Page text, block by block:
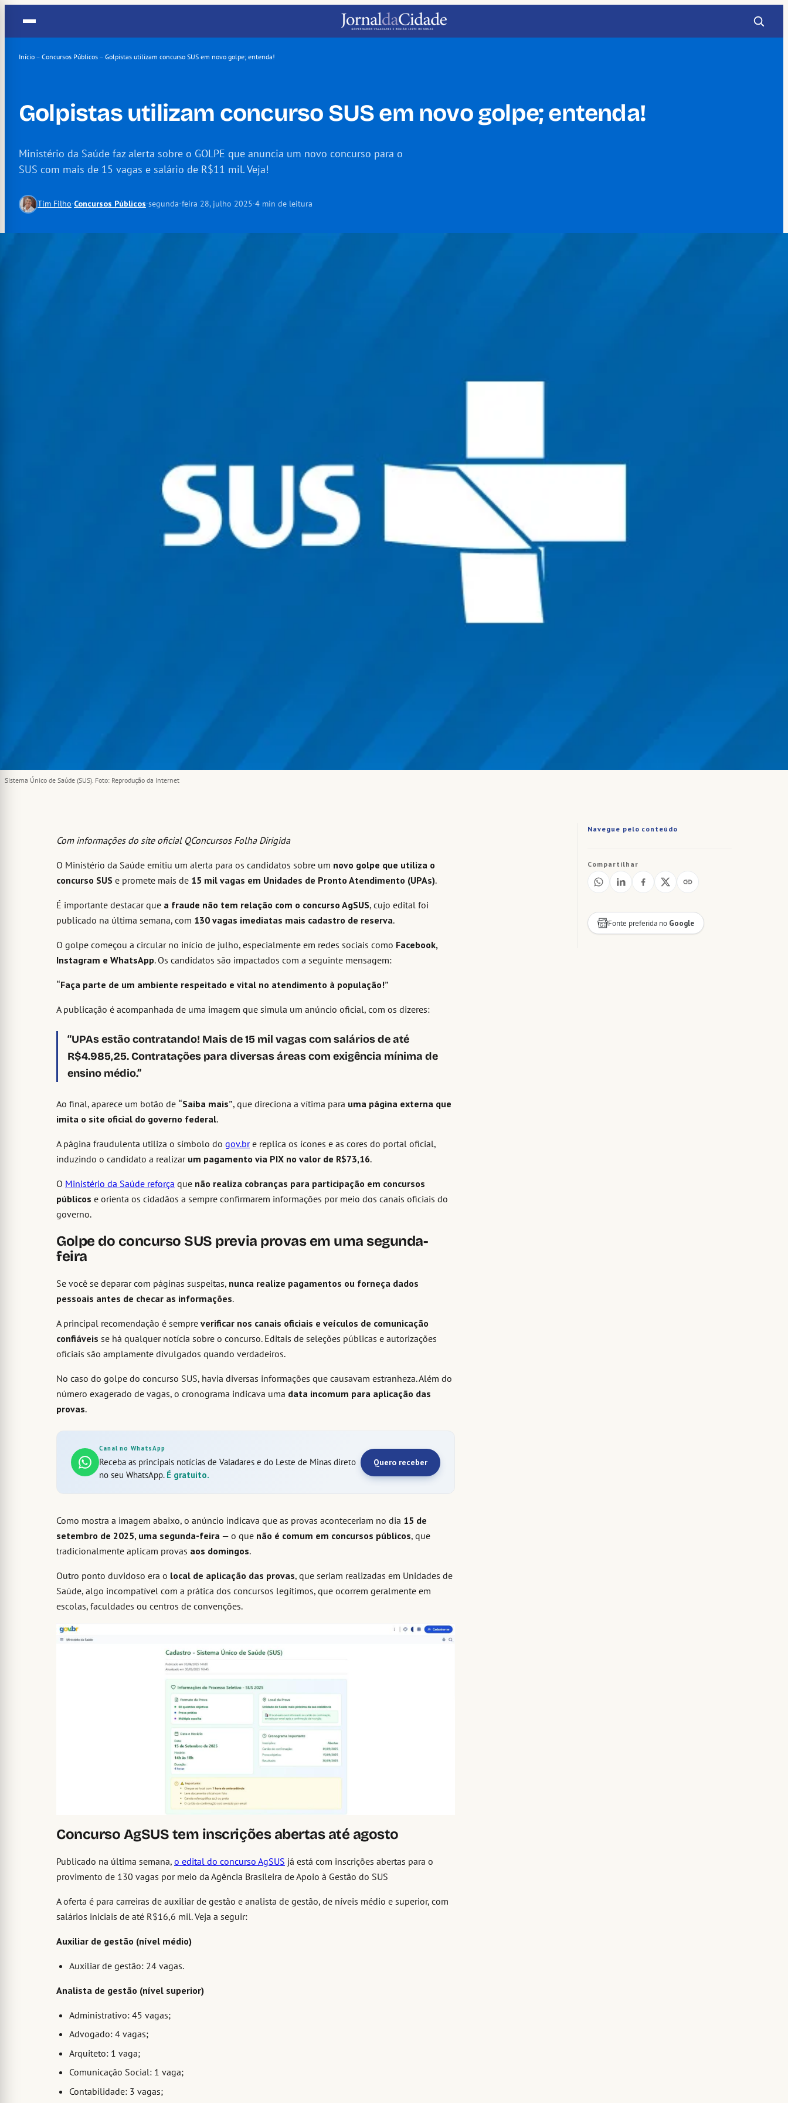
conteúdo
Início – Concursos Públicos – Golpistas utilizam concurso SUS em novo golpe; entenda!
Golpistas utilizam concurso SUS em novo golpe; entenda!
Ministério da Saúde faz alerta sobre o GOLPE que anuncia um novo concurso para o
SUS com mais de 15 vagas e salário de R$11 mil. Veja!
Tim Filho·Concursos Públicos·segunda-feira 28, julho 2025·4 min de leitura
Sistema Único de Saúde (SUS). Foto: Reprodução da Internet
Navegue pelo conteúdo
Compartilhar
Fonte preferida no Google
Com informações do site oficial QConcursos Folha Dirigida
O Ministério da Saúde emitiu um alerta para os candidatos sobre um novo golpe que utiliza o
concurso SUS e promete mais de 15 mil vagas em Unidades de Pronto Atendimento (UPAs).
É importante destacar que a fraude não tem relação com o concurso AgSUS, cujo edital foi
publicado na última semana, com 130 vagas imediatas mais cadastro de reserva.
O golpe começou a circular no início de julho, especialmente em redes sociais como Facebook,
Instagram e WhatsApp. Os candidatos são impactados com a seguinte mensagem:
“Faça parte de um ambiente respeitado e vital no atendimento à população!”
A publicação é acompanhada de uma imagem que simula um anúncio oficial, com os dizeres:
“UPAs estão contratando! Mais de 15 mil vagas com salários de até
R$4.985,25. Contratações para diversas áreas com exigência mínima de
ensino médio.”
Ao final, aparece um botão de “Saiba mais”, que direciona a vítima para uma página externa que
imita o site oficial do governo federal.
A página fraudulenta utiliza o símbolo do gov.bre replica os ícones e as cores do portal oficial,
induzindo o candidato a realizar um pagamento via PIX no valor de R$73,16.
O Ministério da Saúde reforça que não realiza cobranças para participação em concursos
públicos e orienta os cidadãos a sempre confirmarem informações por meio dos canais oficiais do
governo.
Golpe do concurso SUS previa provas em uma segunda-
feira
Se você se deparar com páginas suspeitas, nunca realize pagamentos ou forneça dados
pessoais antes de checar as informações.
A principal recomendação é sempre verificar nos canais oficiais e veículos de comunicação
confiáveis se há qualquer notícia sobre o concurso. Editais de seleções públicas e autorizações
oficiais são amplamente divulgados quando verdadeiros.
No caso do golpe do concurso SUS, havia diversas informações que causavam estranheza. Além do
número exagerado de vagas, o cronograma indicava uma data incomum para aplicação das
provas.
Canal no WhatsApp
Receba as principais notícias de Valadares e do Leste de Minas direto
no seu WhatsApp. É gratuito.
Quero receber
Como mostra a imagem abaixo, o anúncio indicava que as provas aconteceriam no dia 15 de
setembro de 2025, uma segunda-feira — o que não é comum em concursos públicos, que
tradicionalmente aplicam provas aos domingos.
Outro ponto duvidoso era o local de aplicação das provas, que seriam realizadas em Unidades de
Saúde, algo incompatível com a prática dos concursos legítimos, que ocorrem geralmente em
escolas, faculdades ou centros de convenções.
Concurso AgSUS tem inscrições abertas até agosto
Publicado na última semana, o edital do concurso AgSUS já está com inscrições abertas para o
provimento de 130 vagas por meio da Agência Brasileira de Apoio à Gestão do SUS
A oferta é para carreiras de auxiliar de gestão e analista de gestão, de níveis médio e superior, com
salários iniciais de até R$16,6 mil. Veja a seguir:
Auxiliar de gestão (nível médio)
Auxiliar de gestão: 24 vagas.
Analista de gestão (nível superior)
Administrativo: 45 vagas;
Advogado: 4 vagas;
Arquiteto: 1 vaga;
Comunicação Social: 1 vaga;
Contabilidade: 3 vagas;